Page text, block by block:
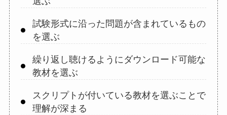
試験形式に沿った問題が含まれているもの
を選ぶ
繰り返し聴けるようにダウンロード可能な
教材を選ぶ
スクリプトが付いている教材を選ぶことで
理解が深まる